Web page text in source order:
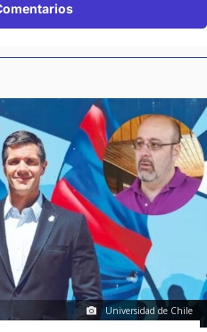
Universidad de Chile